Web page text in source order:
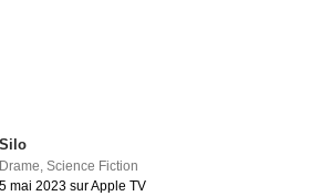
Silo
Drame,Science Fiction
5 mai 2023 sur Apple TV